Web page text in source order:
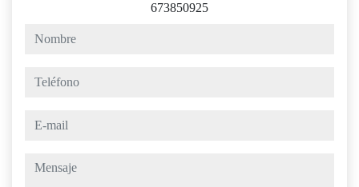
673850925
nombre
teléfono
e-mail
mensaje